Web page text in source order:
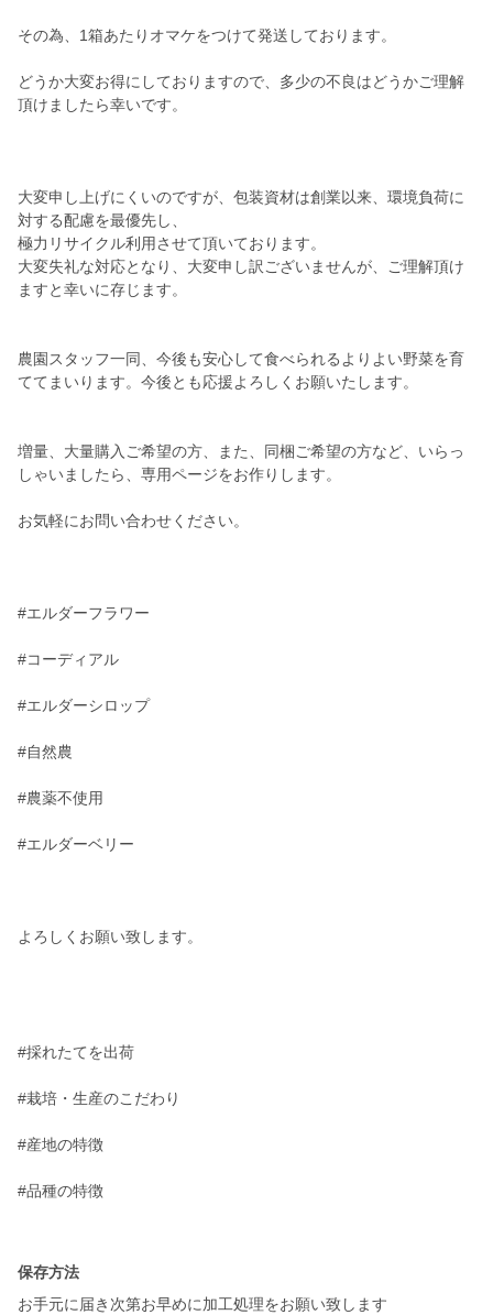
その為、1箱あたりオマケをつけて発送しております。
どうか大変お得にしておりますので、多少の不良はどうかご理解
頂けましたら幸いです。
大変申し上げにくいのですが、包装資材は創業以来、環境負荷に
対する配慮を最優先し、
極力リサイクル利用させて頂いております。
大変失礼な対応となり、大変申し訳ございませんが、ご理解頂け
ますと幸いに存じます。
農園スタッフ一同、今後も安心して食べられるよりよい野菜を育
ててまいります。今後とも応援よろしくお願いたします。
増量、大量購入ご希望の方、また、同梱ご希望の方など、いらっ
しゃいましたら、専用ページをお作りします。
お気軽にお問い合わせください。
#エルダーフラワー
#コーディアル
#エルダーシロップ
#自然農
#農薬不使用
#エルダーベリー
よろしくお願い致します。
#採れたてを出荷
#栽培・生産のこだわり
#産地の特徴
#品種の特徴
保存方法
お手元に届き次第お早めに加工処理をお願い致します